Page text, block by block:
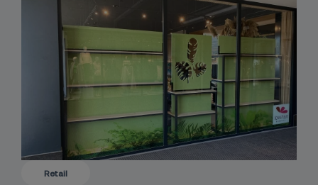
Retail